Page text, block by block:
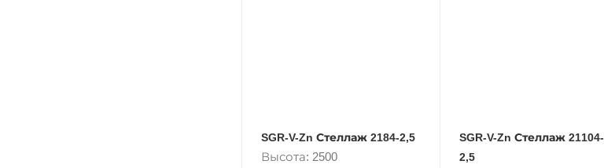
SGR-V-Zn Стеллаж 2184-2,5
Высота: 2500
SGR-V-Zn Стеллаж 21104-
2,5